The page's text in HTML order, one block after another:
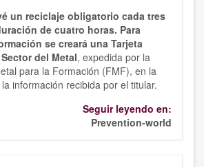
un reciclaje obligatorio cada tres
de cuatro horas. Para
se creará una Tarjeta
del Metal, expedida por la
para la Formación (FMF), en la
información recibida por el titular.
Seguir leyendo en:
Prevention-world